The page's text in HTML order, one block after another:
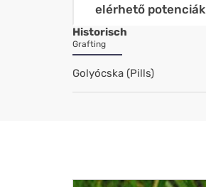
elérhető potenciák
Historisch
Grafting
Golyócska (Pills)